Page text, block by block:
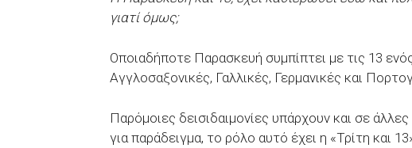
γιατί όμως;
Οποιαδήποτε Παρασκευή συμπίπτει με τις 13
Αγγλοσαξονικές, Γαλλικές, Γερμανικές και
Παρόμοιες δεισιδαιμονίες υπάρχουν και σε
για παράδειγμα, το ρόλο αυτό έχει η «Τρίτη και